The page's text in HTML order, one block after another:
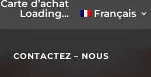
Carte d’achat
Loading...
Français
CONTACTEZ – NOUS